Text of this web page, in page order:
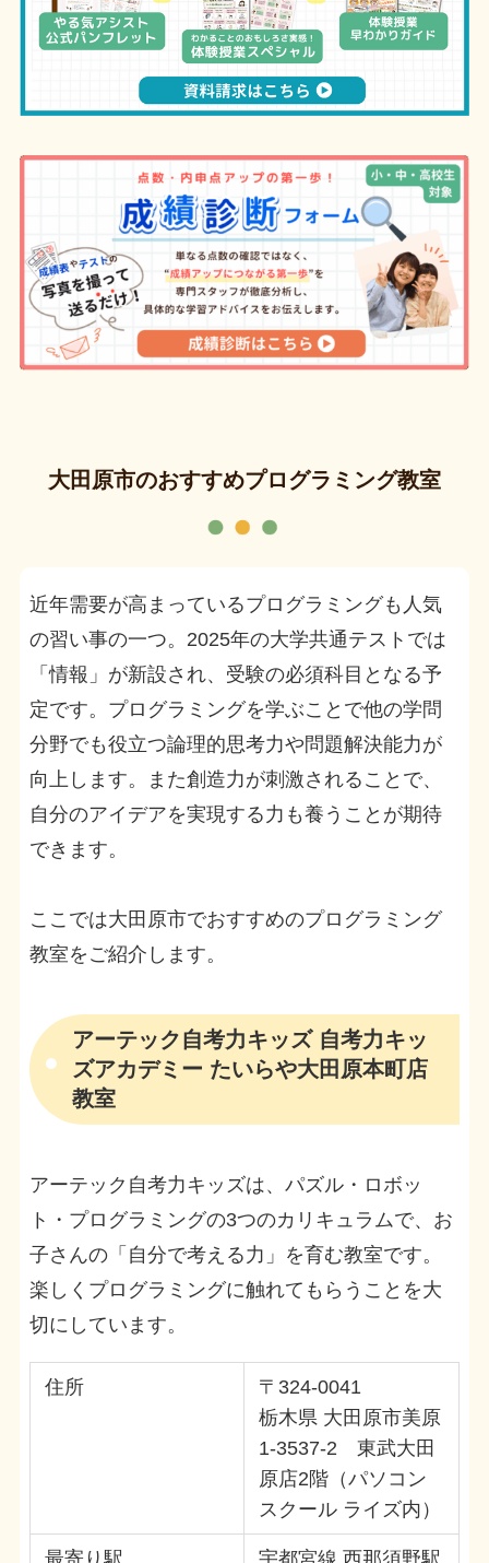
大田原市のおすすめプログラミング教室
近年需要が高まっているプログラミングも人気
の習い事の一つ。2025年の大学共通テストでは
「情報」が新設され、受験の必須科目となる予
定です。プログラミングを学ぶことで他の学問
分野でも役立つ論理的思考力や問題解決能力が
向上します。また創造力が刺激されることで、
自分のアイデアを実現する力も養うことが期待
できます。
ここでは大田原市でおすすめのプログラミング
教室をご紹介します。
アーテック自考力キッズ 自考力キッ
ズアカデミー たいらや大田原本町店
教室
アーテック自考力キッズは、パズル・ロボッ
ト・プログラミングの3つのカリキュラムで、お
子さんの「自分で考える力」を育む教室です。
楽しくプログラミングに触れてもらうことを大
切にしています。
住所
〒324-0041
栃木県 大田原市美原
1-3537-2 東武大田
原店2階（パソコン
スクール ライズ内）
最寄り駅 宇都宮線 西那須野駅